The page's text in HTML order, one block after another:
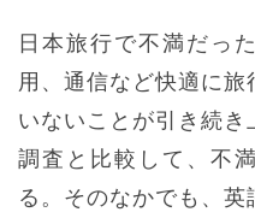
日本旅行で不満だっ
用、通信など快適に
いないことが引き続き
調査と比較して、不
る。そのなかでも、